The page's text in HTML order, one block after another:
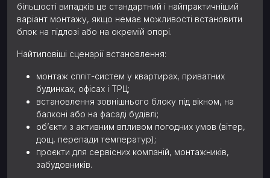
більшості випадків це стандартний і найпрактичніший
варіант монтажу, якщо немає можливості встановити
блок на підлозі або на окремій опорі.
Найтиповіші сценарії встановлення:
монтаж спліт-систем у квартирах, приватних
будинках, офісах і ТРЦ;
встановлення зовнішнього блоку під вікном, на
балконі або на фасаді будівлі;
об’єкти з активним впливом погодних умов (вітер,
дощ, перепади температур);
проєкти для сервісних компаній, монтажників,
забудовників.